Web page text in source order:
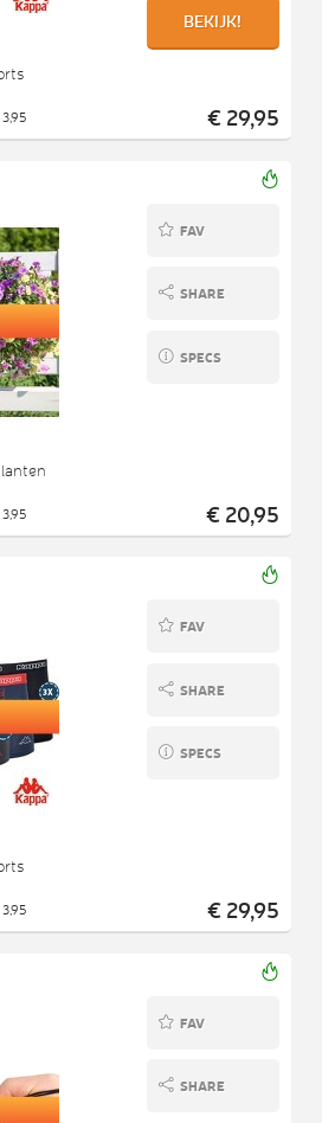
BEKIJK!
€ 29,95
FAV
SHARE
SPECS
€ 20,95
FAV
SHARE
SPECS
€ 29,95
FAV
SHARE